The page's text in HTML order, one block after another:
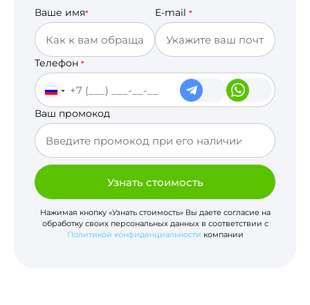
Ваше имя* E-mail *
Телефон *
Ваш промокод
Узнать стоимость
Нажимая кнопку «Узнать стоимость» Вы даете согласие на
обработку своих персональных данных в соответствии с
Политикой конфиденциальности компании